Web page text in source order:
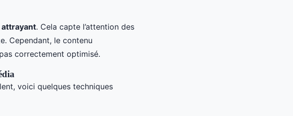
attrayant. Cela capte l’attention des
Cependant, le contenu
correctement optimisé.
voici quelques techniques